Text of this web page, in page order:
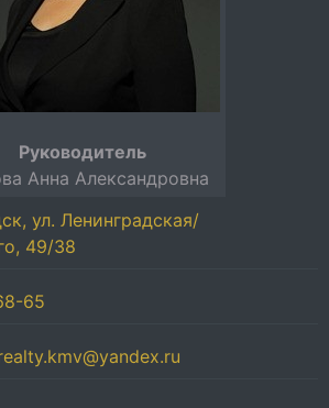
ул. Ленинградская/
49/38
65
Руководитель
Анна Александровна